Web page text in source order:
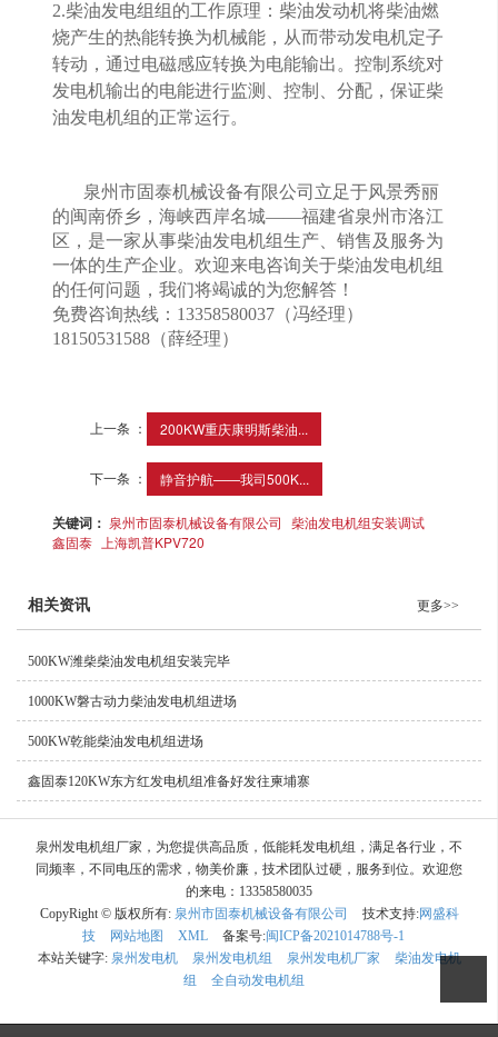
2.柴油发电组组的工作原理：柴油发动机将柴油燃
烧产生的热能转换为机械能，从而带动发电机定子
转动，通过电磁感应转换为电能输出。控制系统对
发电机输出的电能进行监测、控制、分配，保证柴
油发电机组的正常运行。
泉州市固泰机械设备有限公司立足于风景秀丽
的闽南侨乡，海峡西岸名城——福建省泉州市洛江
区，是一家从事柴油发电机组生产、销售及服务为
一体的生产企业。欢迎来电咨询关于柴油发电机组
的任何问题，我们将竭诚的为您解答！
免费咨询热线： 13358580037（冯经理）
18150531588（薛经理）
上一条 ： 200KW重庆康明斯柴油...
下一条 ： 静音护航——我司500K...
关键词： 泉州市固泰机械设备有限公司
柴油发电机组安装调试
鑫固泰
上海凯普KPV720
相关资讯 更多>>
500KW潍柴柴油发电机组安装完毕
1000KW磐古动力柴油发电机组进场
500KW乾能柴油发电机组进场
鑫固泰120KW东方红发电机组准备好发往柬埔寨
泉州发电机组厂家，为您提供高品质，低能耗发电机组，满足各行业，不
同频率，不同电压的需求，物美价廉，技术团队过硬，服务到位。欢迎您
的来电：13358580035
CopyRight © 版权所有: 泉州市固泰机械设备有限公司 技术支持:网盛科
技
网站地图 XML 备案号:闽ICP备2021014788号-1
本站关键字: 泉州发电机 泉州发电机组 泉州发电机厂家
柴油发电机
组
全自动发电机组